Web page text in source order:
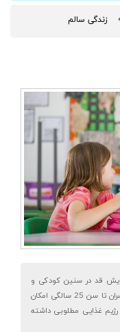
زندگی سالم
قد در سنین کودکی و
نوجوانی باشد. معمولا دختران تا سن 19 سالگی و پسران تا سن 25 سالگی امکان
رژیم غذایی مطلوبی داشته